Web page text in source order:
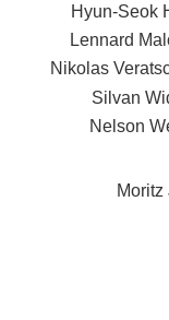
Hyun-Seok
Lennard
Nikolas
Silvan
Nelson
Moritz